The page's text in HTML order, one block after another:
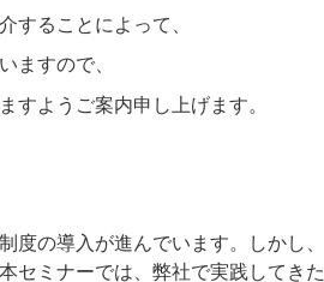
することによって、
ますので、
すようご案内申し上げます。
度の導入が進んでいます。しかし、
本セミナーでは、弊社で実践してきた